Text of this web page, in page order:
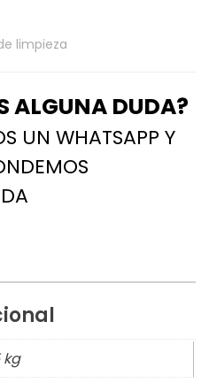
limpieza
ALGUNA DUDA?
UN WHATSAPP Y
kg